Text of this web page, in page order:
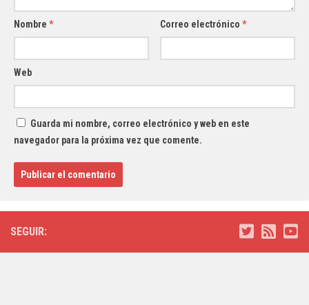
Nombre * Correo electrónico*
Web
Guarda mi nombre, correo electrónico y web en este
navegador para la próxima vez que comente.
SEGUIR: